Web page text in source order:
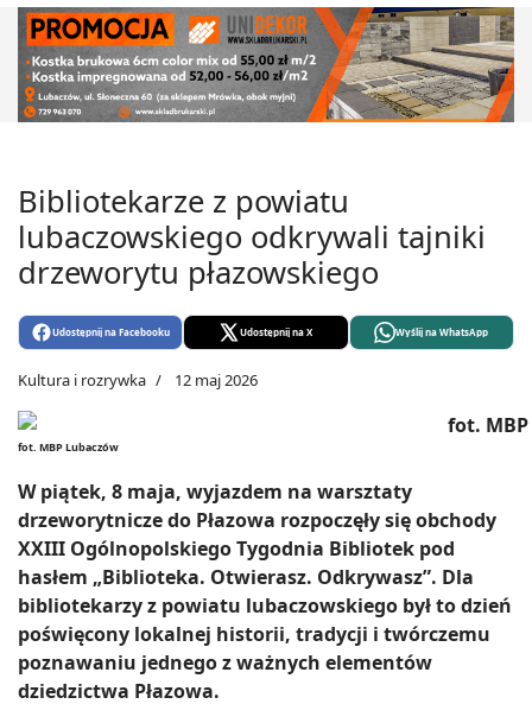
Bibliotekarze z powiatu
lubaczowskiego odkrywali tajniki
drzeworytu płazowskiego
Udostępnij na Facebooku Udostępnij na X Wyślij na WhatsApp
Kultura i rozrywka 12 maj 2026
fot. MBP Lubaczów
W piątek, 8 maja, wyjazdem na warsztaty
drzeworytnicze do Płazowa rozpoczęły się obchody
XXIII Ogólnopolskiego Tygodnia Bibliotek pod
hasłem „Biblioteka. Otwierasz. Odkrywasz”. Dla
bibliotekarzy z powiatu lubaczowskiego był to dzień
poświęcony lokalnej historii, tradycji i twórczemu
poznawaniu jednego z ważnych elementów
dziedzictwa Płazowa.